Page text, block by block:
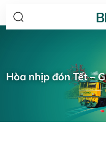
Hòa nhịp đón Tết –